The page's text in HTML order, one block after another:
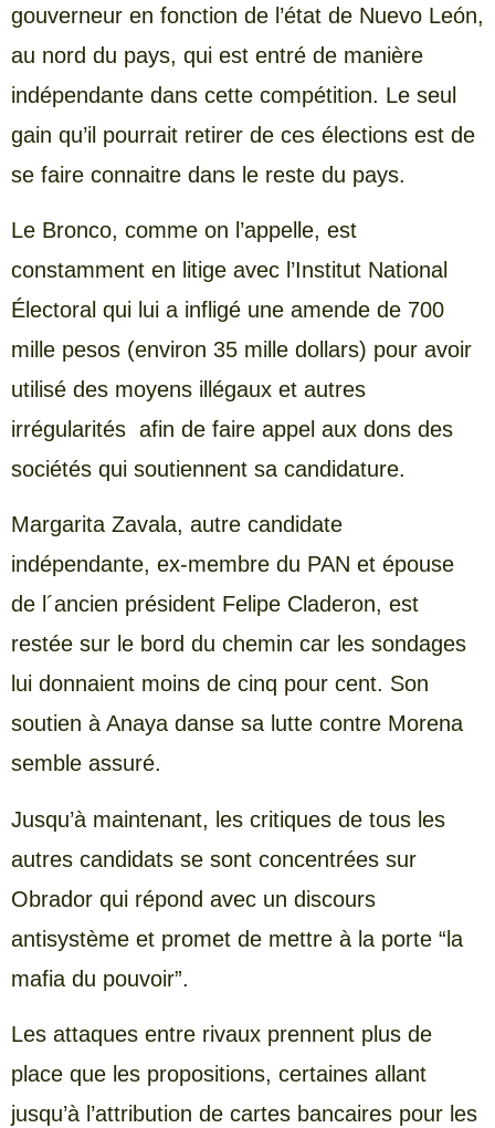
gouverneur en fonction de l’état de Nuevo León,
au nord du pays, qui est entré de manière
indépendante dans cette compétition. Le seul
gain qu’il pourrait retirer de ces élections est de
se faire connaitre dans le reste du pays.
Le Bronco, comme on l’appelle, est
constamment en litige avec l’Institut National
Électoral qui lui a infligé une amende de 700
mille pesos (environ 35 mille dollars) pour avoir
utilisé des moyens illégaux et autres
irrégularités afin de faire appel aux dons des
sociétés qui soutiennent sa candidature.
Margarita Zavala, autre candidate
indépendante, ex-membre du PAN et épouse
de l´ancien président Felipe Claderon, est
restée sur le bord du chemin car les sondages
lui donnaient moins de cinq pour cent. Son
soutien à Anaya danse sa lutte contre Morena
semble assuré.
Jusqu’à maintenant, les critiques de tous les
autres candidats se sont concentrées sur
Obrador qui répond avec un discours
antisystème et promet de mettre à la porte “la
mafia du pouvoir”.
Les attaques entre rivaux prennent plus de
place que les propositions, certaines allant
jusqu’à l’attribution de cartes bancaires pour les